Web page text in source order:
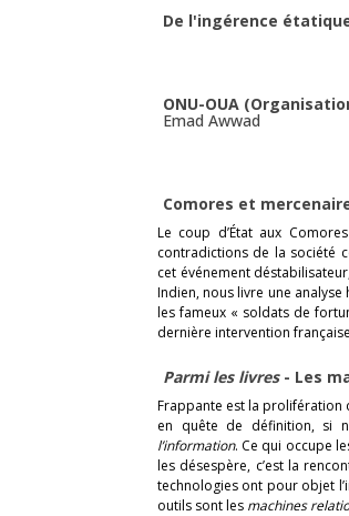
De l'ingérence
ONU-OUA
Emad Awwad
Comores et
Le coup d’État aux
contradictions de la société
cet événement
Indien, nous livre une
les fameux « soldats de
dernière intervention
Parmi les livres - Les
Frappante est la prolifération
en quête de définition, si
l’information. Ce qui occupe
les désespère, c’est la
technologies ont pour objet
outils sont les machines